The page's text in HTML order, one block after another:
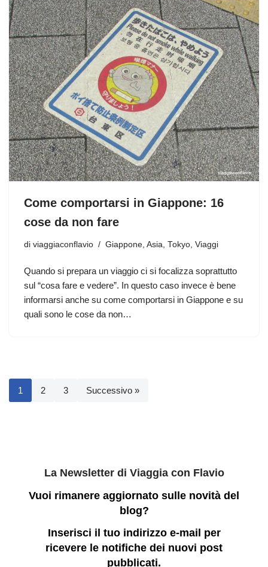
Come comportarsi in Giappone: 16
cose da non fare
di viaggiaconflavio Giappone Asia Tokyo Viaggi
Quando si prepara un viaggio ci si focalizza soprattutto
sul “cosa fare e vedere”. In questo caso invece è bene
informarsi anche su come comportarsi in Giappone e su
quali sono le cose da non…
1 2 3 Successivo »
La Newsletter di Viaggia con Flavio
Vuoi rimanere aggiornato sulle novità del
blog?
Inserisci il tuo indirizzo e-mail per
ricevere le notifiche dei nuovi post
pubblicati.